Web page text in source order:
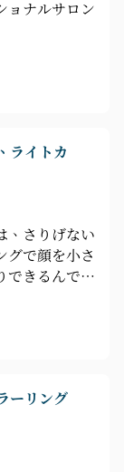
ョナルサロン
ライトカ
、さりげない
グで顔を小さ
できるんです
配色を組み
顔の輪郭を
ームや肌の
ーリング